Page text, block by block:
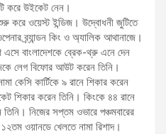
করে উইকেট নেন।
করে ওয়েস্ট ইন্ডিজ। উদ্বোধনী জুটিতে
ব্র্যান্ডন কিং ও অ্যালিক আথানাজে।
বাংলাদেশকে ব্রেক-থ্রু এনে দেন
লেগ বিফোর আউট করেন তিনি।
কেসি কার্টিকে ৯ রানে শিকার করেন
শিকার করেন তিনি। কিংকে ৪৪ রানে
তিনি। নিজের সপ্তম ওভারে পঞ্চমবারের
ওয়ানডে খেলতে নামা রিশাদ।